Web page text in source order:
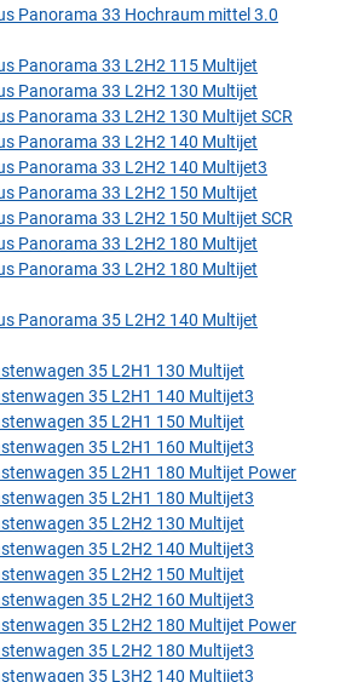
Panorama 33 Hochraum mittel 3.0
Panorama 33 L2H2 115 Multijet
Panorama 33 L2H2 130 Multijet
Panorama 33 L2H2 130 Multijet SCR
Panorama 33 L2H2 140 Multijet
Panorama 33 L2H2 140 Multijet3
Panorama 33 L2H2 150 Multijet
Panorama 33 L2H2 150 Multijet SCR
Panorama 33 L2H2 180 Multijet
Panorama 33 L2H2 180 Multijet
Panorama 35 L2H2 140 Multijet
35 L2H1 130 Multijet
35 L2H1 140 Multijet3
35 L2H1 150 Multijet
35 L2H1 160 Multijet3
35 L2H1 180 Multijet Power
35 L2H1 180 Multijet3
35 L2H2 130 Multijet
35 L2H2 140 Multijet3
35 L2H2 150 Multijet
35 L2H2 160 Multijet3
35 L2H2 180 Multijet Power
35 L2H2 180 Multijet3
35 L3H2 140 Multijet3